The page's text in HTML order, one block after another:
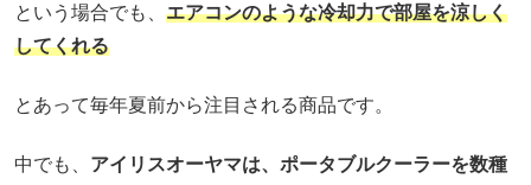
という場合でも、 エアコンのような冷却力で部屋を涼しく
してくれる
とあって毎年夏前から注目される商品です。
中でも、 アイリスオーヤマは、ポータブルクーラーを数種